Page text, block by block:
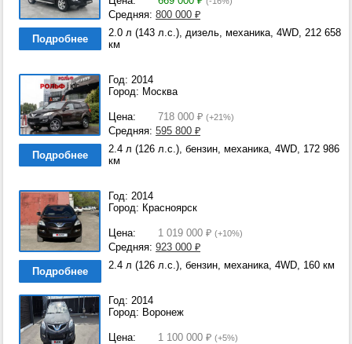
Средняя: 800 000 ₽
Подробнее
2.0 л (143 л.с.), дизель, механика, 4WD, 212 658
км
Год: 2014
Город: Москва
Цена: 718 000 ₽ (+21%)
Средняя: 595 800 ₽
Подробнее
2.4 л (126 л.с.), бензин, механика, 4WD, 172 986
км
Год: 2014
Город: Красноярск
Цена: 1 019 000 ₽ (+10%)
Средняя: 923 000 ₽
Подробнее
2.4 л (126 л.с.), бензин, механика, 4WD, 160 км
Год: 2014
Город: Воронеж
Цена: 1 100 000 ₽ (+5%)